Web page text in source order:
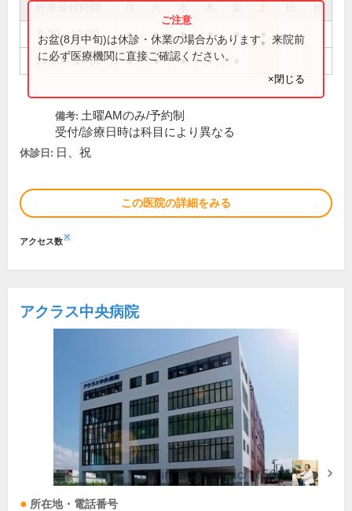
祝
8:30～12:30 ● ● ● ● ●
14:00～17:30 ● ● ● ●
お盆(8月中旬)は休診・休業の場合があります。来院前
に必ず医療機関に直接ご確認ください。
×閉じる
備考: 土曜AMのみ/予約制
受付/診療日時は科目により異なる
休診日: 日、祝
この医院の詳細をみる
アクセス数※
アクラス中央病院
所在地・電話番号